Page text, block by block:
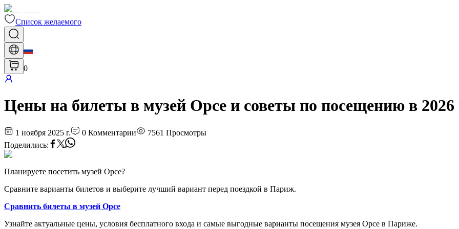
Список желаемого
0
Цены на билеты в музей Орсе и советы по посещению в 2026
1 ноября 2025 г. 0 Комментарии 7561 Просмотры
Поделились:
Планируете посетить музей Орсе?
Сравните варианты билетов и выберите лучший вариант перед поездкой в Париж.
Сравнить билеты в музей Орсе
Узнайте актуальные цены, условия бесплатного входа и самые выгодные варианты посещения музея Орсе в Париже.